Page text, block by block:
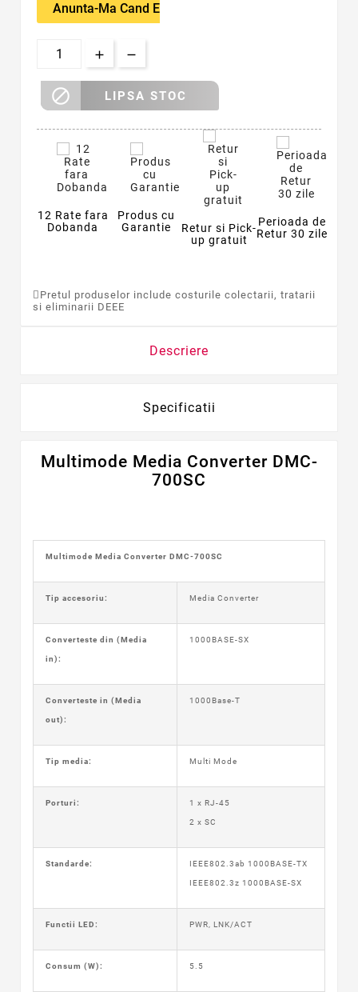
Anunta-Ma Cand Este Disponibil
 LIPSA STOC
12 Rate fara
Dobanda
Produs cu
Garantie
Retur si Pick-
up gratuit
Perioada de
Retur 30 zile
Pretul produselor include costurile colectarii, tratarii
si eliminarii DEEE
Descriere
Specificatii
Multimode Media Converter DMC-
700SC
Multimode Media Converter DMC-700SC
Tip accesoriu: Media Converter
Converteste din (Media
in):
1000BASE-SX
Converteste in (Media
out):
1000Base-T
Tip media: Multi Mode
Porturi: 1 x RJ-45
2 x SC
Standarde: IEEE802.3ab 1000BASE-TX
IEEE802.3z 1000BASE-SX
Functii LED: PWR, LNK/ACT
Consum (W): 5.5